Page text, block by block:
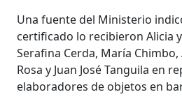
Una fuente del Ministerio
certificado lo recibieron Alicia
Serafina Cerda, María Chimbo,
Rosa y Juan José Tanguila en
elaboradores de objetos en